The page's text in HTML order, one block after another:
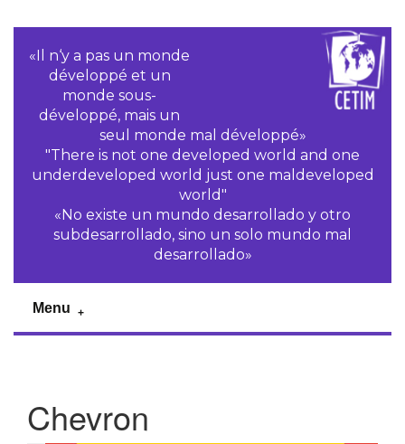
«Il n‘y a pas un monde
développé et un
monde sous-
développé, mais un
seul monde mal développé»
"There is not one developed world and one
underdeveloped world just one maldeveloped
world"
«No existe un mundo desarrollado y otro
subdesarrollado, sino un solo mundo mal
desarrollado»
Menu
Chevron